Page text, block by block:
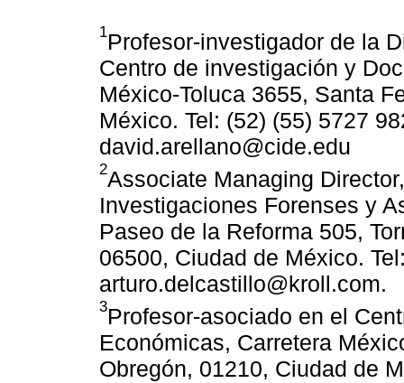
1Profesor-investigador de la
Centro de investigación y
México-Toluca 3655, Santa
México. Tel: (52) (55) 5727
david.arellano@cide.edu
2Associate Managing
Investigaciones Forenses y
Paseo de la Reforma 505,
06500, Ciudad de México.
arturo.delcastillo@kroll.com.
3Profesor-asociado en el
Económicas, Carretera
Obregón, 01210, Ciudad de